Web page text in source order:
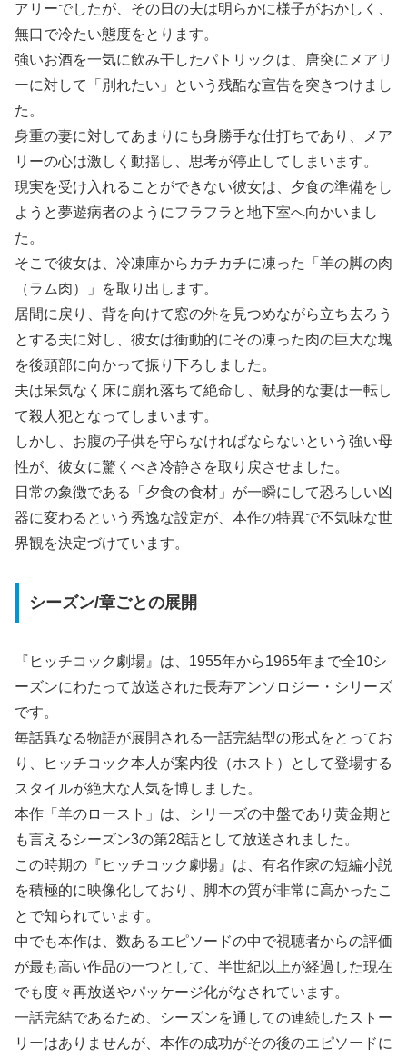
アリーでしたが、その日の夫は明らかに様子がおかしく、
無口で冷たい態度をとります。
強いお酒を一気に飲み干したパトリックは、唐突にメアリ
ーに対して「別れたい」という残酷な宣告を突きつけまし
た。
身重の妻に対してあまりにも身勝手な仕打ちであり、メア
リーの心は激しく動揺し、思考が停止してしまいます。
現実を受け入れることができない彼女は、夕食の準備をし
ようと夢遊病者のようにフラフラと地下室へ向かいまし
た。
そこで彼女は、冷凍庫からカチカチに凍った「羊の脚の肉
（ラム肉）」を取り出します。
居間に戻り、背を向けて窓の外を見つめながら立ち去ろう
とする夫に対し、彼女は衝動的にその凍った肉の巨大な塊
を後頭部に向かって振り下ろしました。
夫は呆気なく床に崩れ落ちて絶命し、献身的な妻は一転し
て殺人犯となってしまいます。
しかし、お腹の子供を守らなければならないという強い母
性が、彼女に驚くべき冷静さを取り戻させました。
日常の象徴である「夕食の食材」が一瞬にして恐ろしい凶
器に変わるという秀逸な設定が、本作の特異で不気味な世
界観を決定づけています。
シーズン/章ごとの展開
『ヒッチコック劇場』は、1955年から1965年まで全10シ
ーズンにわたって放送された長寿アンソロジー・シリーズ
です。
毎話異なる物語が展開される一話完結型の形式をとってお
り、ヒッチコック本人が案内役（ホスト）として登場する
スタイルが絶大な人気を博しました。
本作「羊のロースト」は、シリーズの中盤であり黄金期と
も言えるシーズン3の第28話として放送されました。
この時期の『ヒッチコック劇場』は、有名作家の短編小説
を積極的に映像化しており、脚本の質が非常に高かったこ
とで知られています。
中でも本作は、数あるエピソードの中で視聴者からの評価
が最も高い作品の一つとして、半世紀以上が経過した現在
でも度々再放送やパッケージ化がなされています。
一話完結であるため、シーズンを通しての連続したストー
リーはありませんが、本作の成功がその後のエピソードに